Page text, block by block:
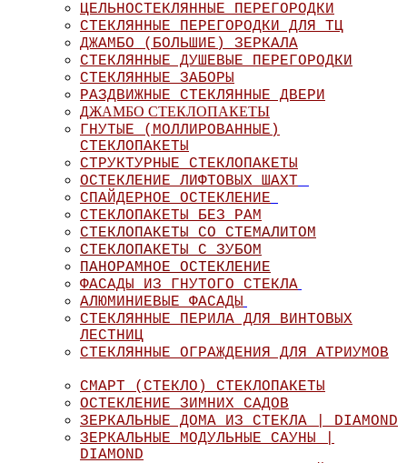
ЦЕЛЬНОСТЕКЛЯННЫЕ ПЕРЕГОРОДКИ
СТЕКЛЯННЫЕ ПЕРЕГОРОДКИ ДЛЯ ТЦ
ДЖАМБО (БОЛЬШИЕ) ЗЕРКАЛА
СТЕКЛЯННЫЕ ДУШЕВЫЕ ПЕРЕГОРОДКИ
СТЕКЛЯННЫЕ ЗАБОРЫ
РАЗДВИЖНЫЕ СТЕКЛЯННЫЕ ДВЕРИ
ДЖАМБО СТЕКЛОПАКЕТЫ
ГНУТЫЕ (МОЛЛИРОВАННЫЕ)
СТЕКЛОПАКЕТЫ
СТРУКТУРНЫЕ СТЕКЛОПАКЕТЫ
ОСТЕКЛЕНИЕ ЛИФТОВЫХ ШАХТ
СПАЙДЕРНОЕ ОСТЕКЛЕНИЕ
СТЕКЛОПАКЕТЫ БЕЗ РАМ
СТЕКЛОПАКЕТЫ СО СТЕМАЛИТОМ
СТЕКЛОПАКЕТЫ С ЗУБОМ
ПАНОРАМНОЕ ОСТЕКЛЕНИЕ
ФАСАДЫ ИЗ ГНУТОГО СТЕКЛА
АЛЮМИНИЕВЫЕ ФАСАДЫ
СТЕКЛЯННЫЕ ПЕРИЛА ДЛЯ ВИНТОВЫХ
ЛЕСТНИЦ
СТЕКЛЯННЫЕ ОГРАЖДЕНИЯ ДЛЯ АТРИУМОВ
СМАРТ (СТЕКЛО) СТЕКЛОПАКЕТЫ
ОСТЕКЛЕНИЕ ЗИМНИХ САДОВ
ЗЕРКАЛЬНЫЕ ДОМА ИЗ СТЕКЛА | DIAMOND
ЗЕРКАЛЬНЫЕ МОДУЛЬНЫЕ САУНЫ |
DIAMOND